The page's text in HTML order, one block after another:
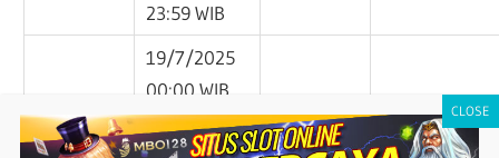
23:59 WIB
16
19/7/2025
00:00 WIB
hingga
950